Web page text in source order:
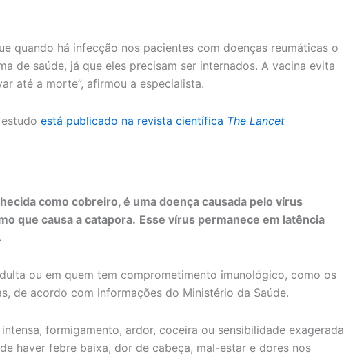
quando há infecção nos pacientes com doenças reumáticas o
de saúde, já que eles precisam ser internados. A vacina evita
até a morte”, afirmou a especialista.
está publicado na revista científica The Lancet
como cobreiro, é uma doença causada pelo vírus
que causa a catapora. Esse vírus permanece em latência
ou em quem tem comprometimento imunológico, como os
de acordo com informações do Ministério da Saúde.
formigamento, ardor, coceira ou sensibilidade exagerada
haver febre baixa, dor de cabeça, mal-estar e dores nos